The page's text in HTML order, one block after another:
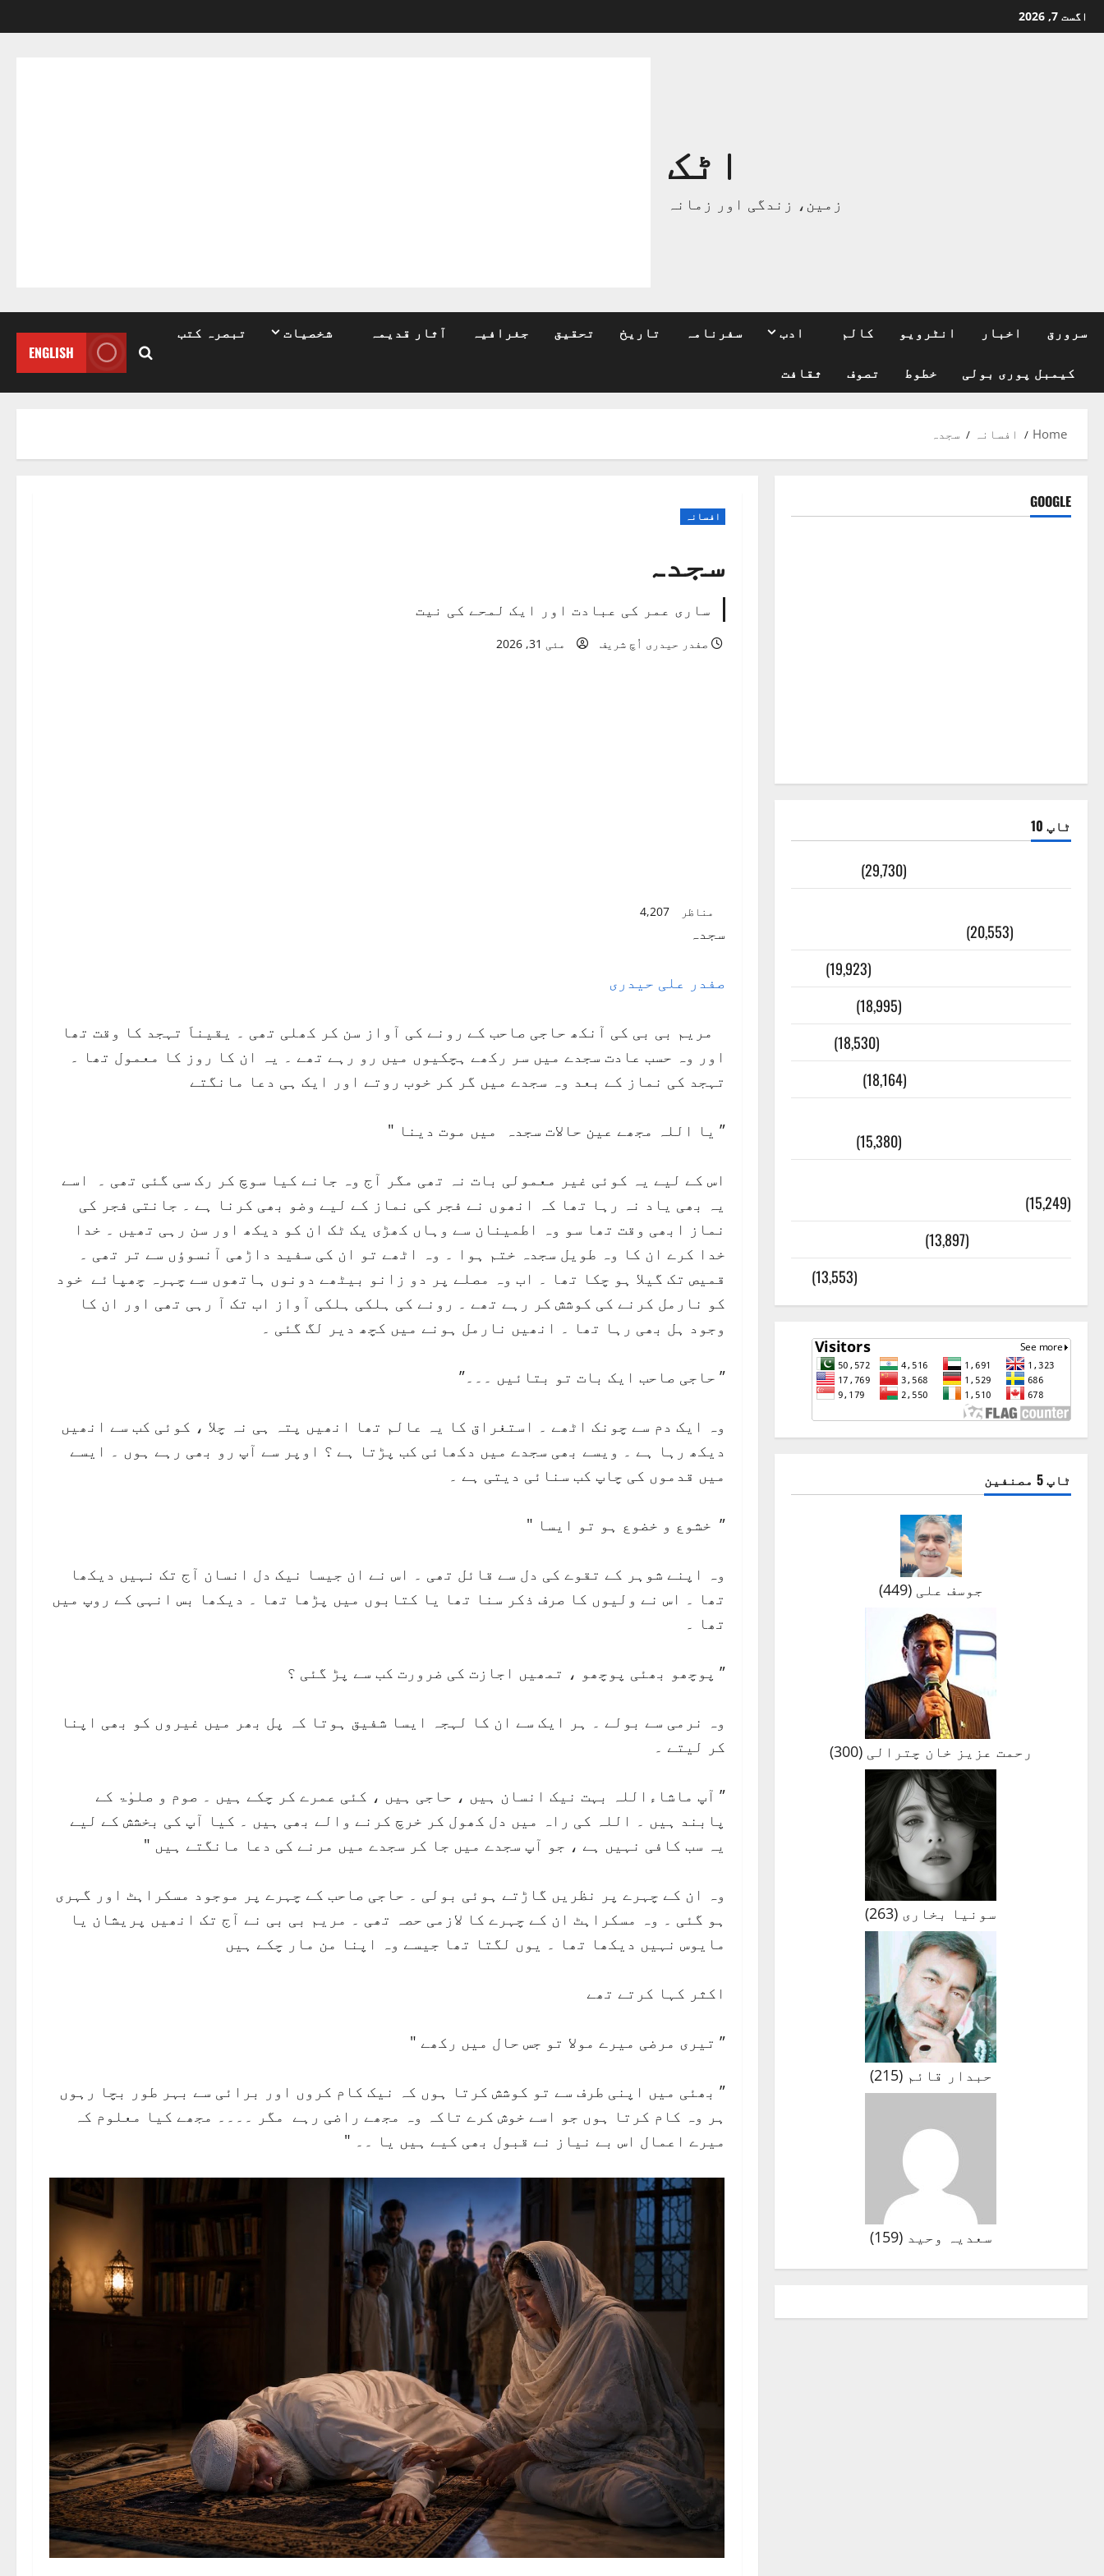
Skip
to
اگست 7, 2026
اٹک
زمین، زندگی اور زمانہ
سرورق اخبار انٹرویو کالم ادب سفرنامہ تاریخ تحقیق جغرافیہ آثار قدیمہ شخصیات تبصرہ کتب
کیمبل پوری بولی خطوط تصوف ثقافت
ENGLISH
Home افسانہ سجدہ
افسانہ
سجدہ
ساری عمر کی عبادت اور ایک لمحے کی نیت
صفدر حیدری اُچ شریف مئی 31, 2026
مناظر 4,207
سجدہ
صفدر علی حیدری
مریم بی بی کی آنکھ حاجی صاحب کے رونے کی آواز سن کر کھلی تھی ۔ یقیناَ تہجد کا وقت تھا
اور وہ حسب عادت سجدے میں سر رکھے ہچکیوں میں رو رہے تھے ۔ یہ ان کا روز کا معمول تھا ۔
تہجد کی نماز کے بعد وہ سجدے میں گر کر خوب روتے اور ایک ہی دعا مانگتے
” یا اللہ مجھے عین حالات سجدہ میں موت دینا "
اس کے لیے یہ کوئی غیر معمولی بات نہ تھی مگر آج وہ جانے کیا سوچ کر رک سی گئی تھی ۔ اسے
یہ بھی یاد نہ رہا تھا کہ انھوں نے فجر کی نماز کے لیے وضو بھی کرنا ہے ۔ جانتی فجر کی
نماز ابھی وقت تھا سو وہ اطمینان سے وہاں کھڑی یک ٹک ان کو دیکھ اور سن رہی تھیں ۔ خدا
خدا کرے ان کا وہ طویل سجدہ ختم ہوا ۔ وہ اٹھے تو ان کی سفید داڑھی آنسوؤں سے تر تھی ۔
قمیص تک گیلا ہو چکا تھا ۔ اب وہ مصلے پر دو زانو بیٹھے دونوں ہاتھوں سے چہرہ چھپائے خود
کو نارمل کرنے کی کوشش کر رہے تھے ۔ رونے کی ہلکی ہلکی آواز اب تک آ رہی تھی اور ان کا
وجود ہل بھی رہا تھا ۔ انھیں نارمل ہونے میں کچھ دیر لگ گئی ۔
” حاجی صاحب ایک بات تو بتائیں ۔۔۔”
وہ ایک دم سے چونک اٹھے ۔ استغراق کا یہ عالم تھا انھیں پتہ ہی نہ چلا ، کوئی کب سے انھیں
دیکھ رہا ہے ۔ ویسے بھی سجدے میں دکھائی کب پڑتا ہے ؟ اوپر سے آپ رو بھی رہے ہوں ۔ ایسے
میں قدموں کی چاپ کب سنائی دیتی ہے ۔
” خشوع و خضوع ہو تو ایسا "
وہ اپنے شوہر کے تقوے کی دل سے قائل تھی ۔ اس نے ان جیسا نیک دل انسان آج تک نہیں دیکھا
تھا ۔ اس نے ولیوں کا صرف ذکر سنا تھا یا کتابوں میں پڑھا تھا ۔ دیکھا بس انہی کے روپ میں
تھا ۔
” پوچھو بھئی پوچھو ، تمھیں اجازت کی ضرورت کب سے پڑ گئی ؟
وہ نرمی سے بولے ۔ ہر ایک سے ان کا لہجہ ایسا شفیق ہوتا کہ پل بھر میں غیروں کو بھی اپنا
کر لیتے ۔
” آپ ماشاءاللہ بہت نیک انسان ہیں ، حاجی ہیں ، کئی عمرے کر چکے ہیں ۔ صوم و صلوٰۃ کے
پابند ہیں ۔ اللہ کی راہ میں دل کھول کر خرچ کرنے والے بھی ہیں ۔ کیا آپ کی بخشش کے لیے
یہ سب کافی نہیں ہے ، جو آپ سجدے میں جا کر سجدے میں مرنے کی دعا مانگتے ہیں "
وہ ان کے چہرے پر نظریں گاڑتے ہوئی بولی ۔ حاجی صاحب کے چہرے پر موجود مسکراہٹ اور گہری
ہو گئی ۔ وہ مسکراہٹ ان کے چہرے کا لازمی حصہ تھی ۔ مریم بی بی نے آج تک انھیں پریشان یا
مایوس نہیں دیکھا تھا ۔ یوں لگتا تھا جیسے وہ اپنا من مار چکے ہیں
اکثر کہا کرتے تھے
” تیری مرضی میرے مولا تو جس حال میں رکھے "
” بھئی میں اپنی طرف سے تو کوشش کرتا ہوں کہ نیک کام کروں اور برائی سے بہر طور بچا رہوں
ہر وہ کام کرتا ہوں جو اسے خوش کرے تاکہ وہ مجھے راضی رہے مگر ۔۔۔۔ مجھے کیا معلوم کہ
میرے اعمال اس بے نیاز نے قبول بھی کیے ہیں یا ۔۔ "
GOOGLE
ٹاپ 10
(29,730)
(20,553)
(19,923)
(18,995)
(18,530)
(18,164)
(15,380)
(15,249)
(13,897)
(13,553)
ٹاپ 5 مصنفین
جوسف علی(
449
)
رحمت عزیز خان چترالی(
300
)
سونیا بخاری (
263
)
حبدار قائم(
215
)
سعدیہ وحید(
159
)